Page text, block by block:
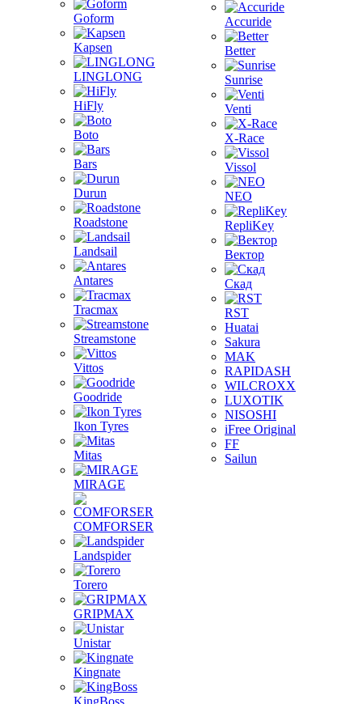
Goform
Kapsen
LINGLONG
HiFly
Boto
Bars
Durun
Roadstone
Landsail
Antares
Tracmax
Streamstone
Vittos
Goodride
Ikon Tyres
Mitas
MIRAGE
COMFORSER
Landspider
Torero
GRIPMAX
Unistar
Kingnate
KingBoss
Accuride
Better
Sunrise
Venti
X-Race
Vissol
NEO
RepliKey
Вектор
Скад
RST
Huatai
Sakura
MAK
RAPIDASH
WILCROXX
LUXOTIK
NISOSHI
iFree Original
FF
Sailun